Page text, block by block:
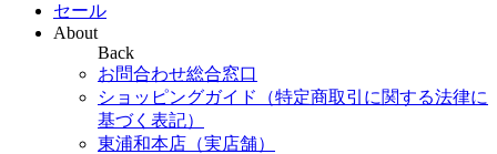
セール
About
Back
お問合わせ総合窓口
ショッピングガイド（特定商取引に関する法律に
基づく表記）
東浦和本店（実店舗）